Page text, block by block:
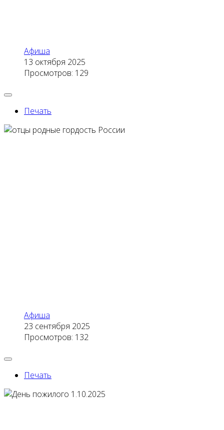
Афиша
13 октября 2025
Просмотров: 129
Печать
Афиша
23 сентября 2025
Просмотров: 132
Печать